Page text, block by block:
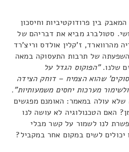
בין פרודוקטיביות וחיסכון
סטולברג מביא את דבריהם של
מהרווארד, ז'קלין אולדס וריצ'רד
של תרבות התעסוקה במאה
"הפוקוס הגדל על
שהוא הצמיח – דוחק הצידה
מערכות יחסים משמעותיות".
שלא עולה במאמר: האומנם מפגשים
האם הטכנולוגיה לא עושה לנו
לנו לשמור על קשר מבלי
יכולים לשים במקום אחר במקביל?